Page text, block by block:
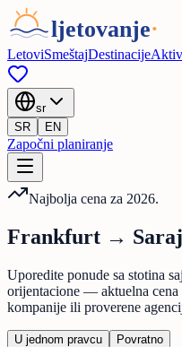
LetoviSmeštajDestinacije
sr
SR
EN
Započni planiranje
Najbolja cena za 2026.
Frankfurt →
Uporedite ponude sa stotina
orijentacione — aktuelna
kompanije ili proverene
U jednom pravcu Povratno